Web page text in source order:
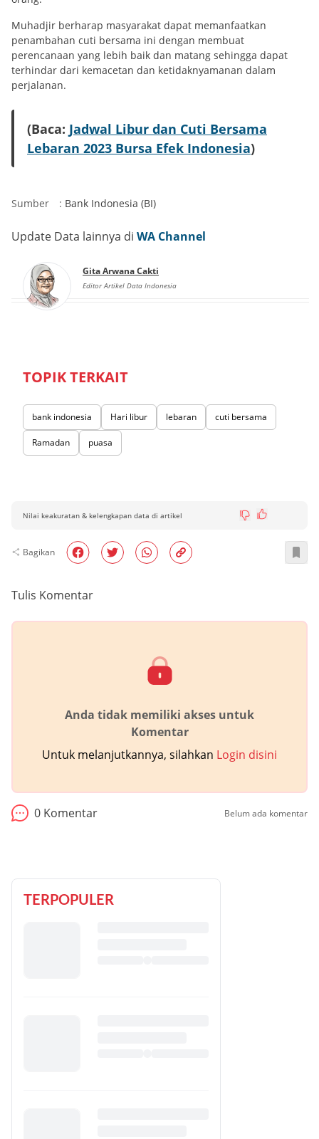
Muhadjir berharap masyarakat dapat memanfaatkan
penambahan cuti bersama ini dengan membuat
perencanaan yang lebih baik dan matang sehingga dapat
terhindar dari kemacetan dan ketidaknyamanan dalam
perjalanan.
(Baca: Jadwal Libur dan Cuti Bersama
Lebaran 2023 Bursa Efek Indonesia)
Sumber : Bank Indonesia (BI)
Update Data lainnya di WA Channel
Gita Arwana Cakti
Editor Artikel Data Indonesia
TOPIK TERKAIT
bank indonesia Hari libur lebaran cuti bersama
Ramadan puasa
Nilai keakuratan & kelengkapan data di artikel
Bagikan
Tulis Komentar
Anda tidak memiliki akses untuk
Komentar
Untuk melanjutkannya, silahkan Login disini
0 Komentar Belum ada komentar
TERPOPULER